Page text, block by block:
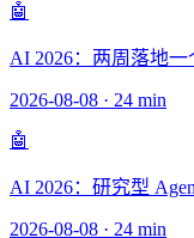
🤖
AI 2026：两周落地
2026-08-08 · 24 min
🤖
AI 2026：研究型
2026-08-08 · 24 min